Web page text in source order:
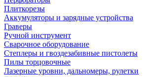
Плиткорезы
Аккумуляторы и зарядные устройства
Граверы
Ручной инструмент
Сварочное оборудование
Степлеры и гвоздезабивные пистолеты
Пилы торцовочные
Лазерные уровни, дальномеры, рулетки